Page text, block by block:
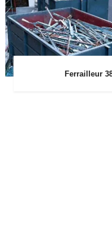
Ferrailleur